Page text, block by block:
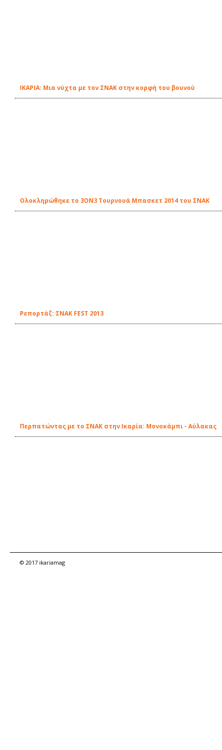
ΙΚΑΡΙΑ: Μια νύχτα με τον ΣΝΑΚ στην κορφή του βουνού
Ολοκληρώθηκε το 3ΟΝ3 Τουρνουά Μπασκετ 2014 του ΣΝΑΚ
Ρεπορτάζ: ΣΝΑΚ FEST 2013
Περπατώντας με το ΣΝΑΚ στην Ικαρία: Μονοκάμπι - Αύλακας
© 2017 ikariamag